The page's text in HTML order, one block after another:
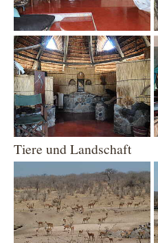
Show larger version
Tiere und Landschaft
Show larger version